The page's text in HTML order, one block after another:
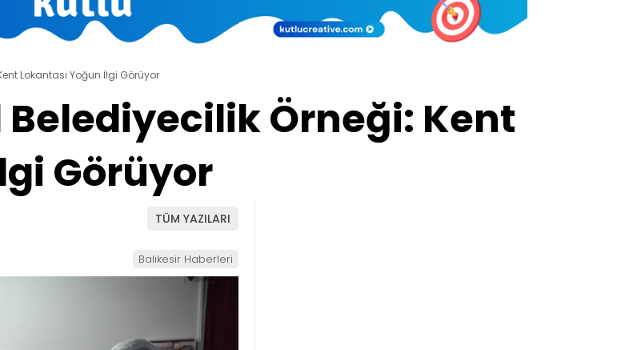
Lokantası Yoğun İlgi Görüyor
Belediyecilik Örneği: Kent
Görüyor
TÜM YAZILARI
Balıkesir Haberleri